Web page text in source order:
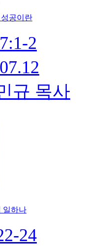
공이란
2
규 목사
일하나
24